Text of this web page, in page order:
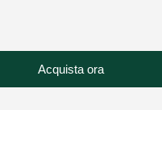
Acquista ora